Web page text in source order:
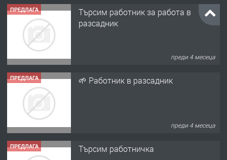
ПРЕДЛАГА
Търсим работник за работа в
разсадник
преди 4 месеца
ПРЕДЛАГА 🌱 Работник в разсадник
преди 4 месеца
ПРЕДЛАГА Търсим работничка